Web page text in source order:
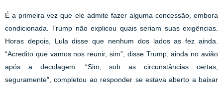
É a primeira vez que ele admite fazer alguma concessão, embora
condicionada. Trump não explicou quais seriam suas exigências.
Horas depois, Lula disse que nenhum dos lados as fez ainda.
“Acredito que vamos nos reunir, sim”, disse Trump, ainda no avião
após a decolagem. “Sim, sob as circunstâncias certas,
seguramente”, completou ao responder se estava aberto a baixar